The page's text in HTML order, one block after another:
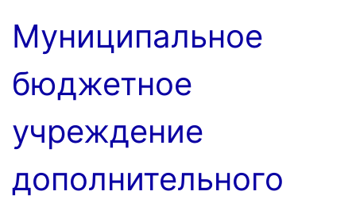
содержимому
Муниципальное
бюджетное
учреждение
дополнительного